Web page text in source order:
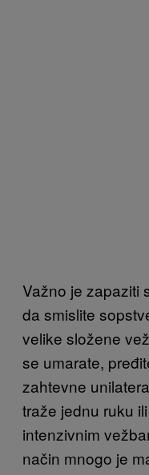
Važno je zapaziti
da smislite
velike složene
se umarate,
zahtevne
traže jednu ruku
intenzivnim
način mnogo je